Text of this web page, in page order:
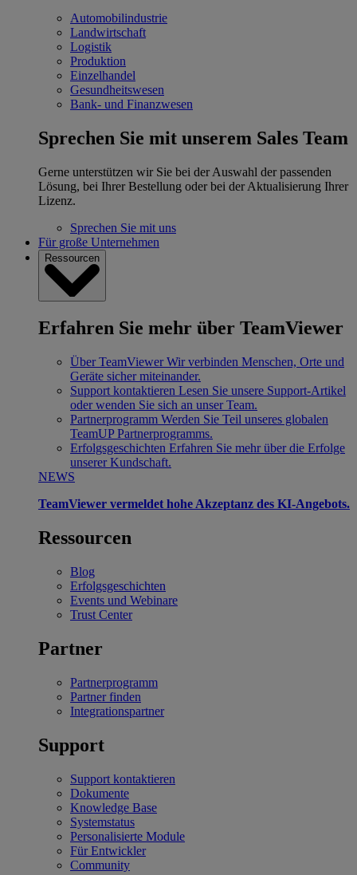
Automobilindustrie
Landwirtschaft
Logistik
Produktion
Einzelhandel
Gesundheitswesen
Bank- und Finanzwesen
Sprechen Sie mit unserem Sales Team
Gerne unterstützen wir Sie bei der Auswahl der passenden
Lösung, bei Ihrer Bestellung oder bei der Aktualisierung Ihrer
Lizenz.
Sprechen Sie mit uns
Für große Unternehmen
Ressourcen
Erfahren Sie mehr über TeamViewer
Über TeamViewer Wir verbinden Menschen, Orte und
Geräte sicher miteinander.
Support kontaktieren Lesen Sie unsere Support-Artikel
oder wenden Sie sich an unser Team.
Partnerprogramm Werden Sie Teil unseres globalen
TeamUP Partnerprogramms.
Erfolgsgeschichten Erfahren Sie mehr über die Erfolge
unserer Kundschaft.
NEWS
TeamViewer vermeldet hohe Akzeptanz des KI-Angebots.
Ressourcen
Blog
Erfolgsgeschichten
Events und Webinare
Trust Center
Partner
Partnerprogramm
Partner finden
Integrationspartner
Support
Support kontaktieren
Dokumente
Knowledge Base
Systemstatus
Personalisierte Module
Für Entwickler
Community